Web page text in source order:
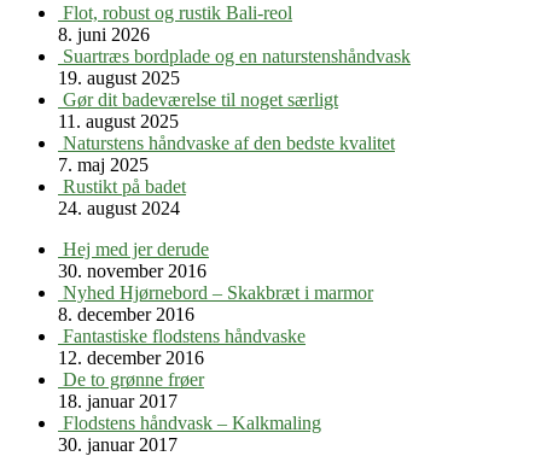
Flot, robust og rustik Bali-reol
8. juni 2026
Suartræs bordplade og en naturstenshåndvask
19. august 2025
Gør dit badeværelse til noget særligt
11. august 2025
Naturstens håndvaske af den bedste kvalitet
7. maj 2025
Rustikt på badet
24. august 2024
Hej med jer derude
30. november 2016
Nyhed Hjørnebord – Skakbræt i marmor
8. december 2016
Fantastiske flodstens håndvaske
12. december 2016
De to grønne frøer
18. januar 2017
Flodstens håndvask – Kalkmaling
30. januar 2017